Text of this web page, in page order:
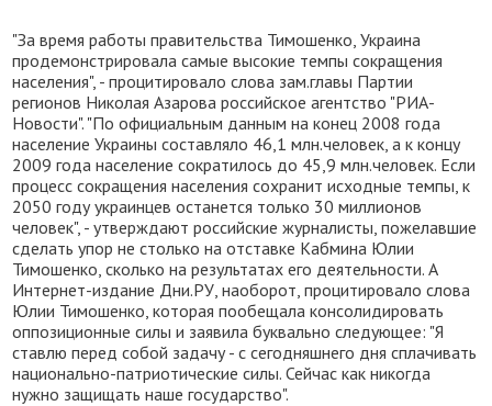
"За время работы правительства Тимошенко, Украина
продемонстрировала самые высокие темпы сокращения
населения", - процитировало слова зам.главы Партии
регионов Николая Азарова российское агентство "РИА-
Новости". "По официальным данным на конец 2008 года
население Украины составляло 46,1 млн.человек, а к концу
2009 года население сократилось до 45,9 млн.человек. Если
процесс сокращения населения сохранит исходные темпы, к
2050 году украинцев останется только 30 миллионов
человек", - утверждают российские журналисты, пожелавшие
сделать упор не столько на отставке Кабмина Юлии
Тимошенко, сколько на результатах его деятельности. А
Интернет-издание Дни.РУ, наоборот, процитировало слова
Юлии Тимошенко, которая пообещала консолидировать
оппозиционные силы и заявила буквально следующее: "Я
ставлю перед собой задачу - с сегодняшнего дня сплачивать
национально-патриотические силы. Сейчас как никогда
нужно защищать наше государство".